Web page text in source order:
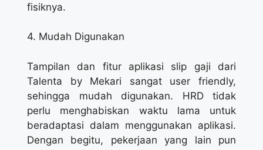
fisiknya.
4. Mudah Digunakan
Tampilan dan fitur aplikasi slip gaji dari
Talenta by Mekari sangat user friendly,
sehingga mudah digunakan. HRD tidak
perlu menghabiskan waktu lama untuk
beradaptasi dalam menggunakan aplikasi.
Dengan begitu, pekerjaan yang lain pun